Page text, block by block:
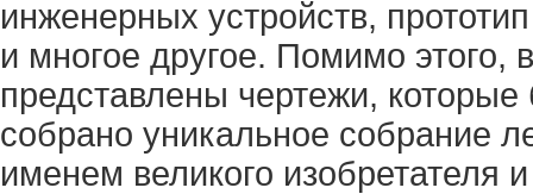
инженерных устройств,
и многое другое. Помимо этого,
представлены чертежи,
собрано уникальное собрание
именем великого изобретателя